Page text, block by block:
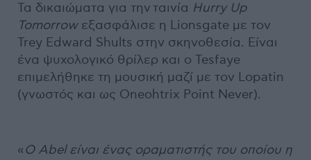
Τα δικαιώματα για την ταινία Hurry Up
Tomorrowεξασφάλισε η Lionsgate με τον
Trey Edward Shults στην σκηνοθεσία. Είναι
ένα ψυχολογικό θρίλερ και ο Tesfaye
επιμελήθηκε τη μουσική μαζί με τον Lopatin
(γνωστός και ως Oneohtrix Point Never).
«Ο Abel είναι ένας οραματιστής του οποίου η